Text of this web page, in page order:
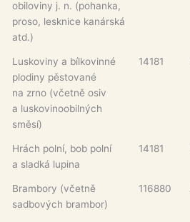
obiloviny j. n. (pohanka,
proso, lesknice kanárská
atd.)
Luskoviny a bílkovinné
plodiny pěstované
na zrno (včetně osiv
a luskovinoobilných
směsí)
14181
Hrách polní, bob polní
a sladká lupina
14181
Brambory (včetně
sadbových brambor)
116880